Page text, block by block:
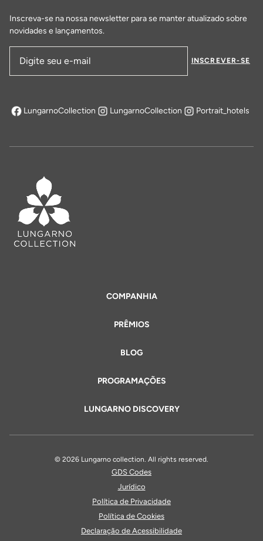
COMPANHIA
PRÊMIOS
BLOG
PROGRAMAÇÕES
LUNGARNO DISCOVERY
Inscreva-se na nossa newsletter para se manter atualizado sobre
novidades e lançamentos.
Endereço de email
INSCREVER-SE
LungarnoCollection
abre em uma nova aba
LungarnoCollection Portrait_hotels
© 2026 Lungarno collection. All rights reserved.
GDS Codes
Jurídico
Política de Privacidade
Política de Cookies
Declaração de Acessibilidade